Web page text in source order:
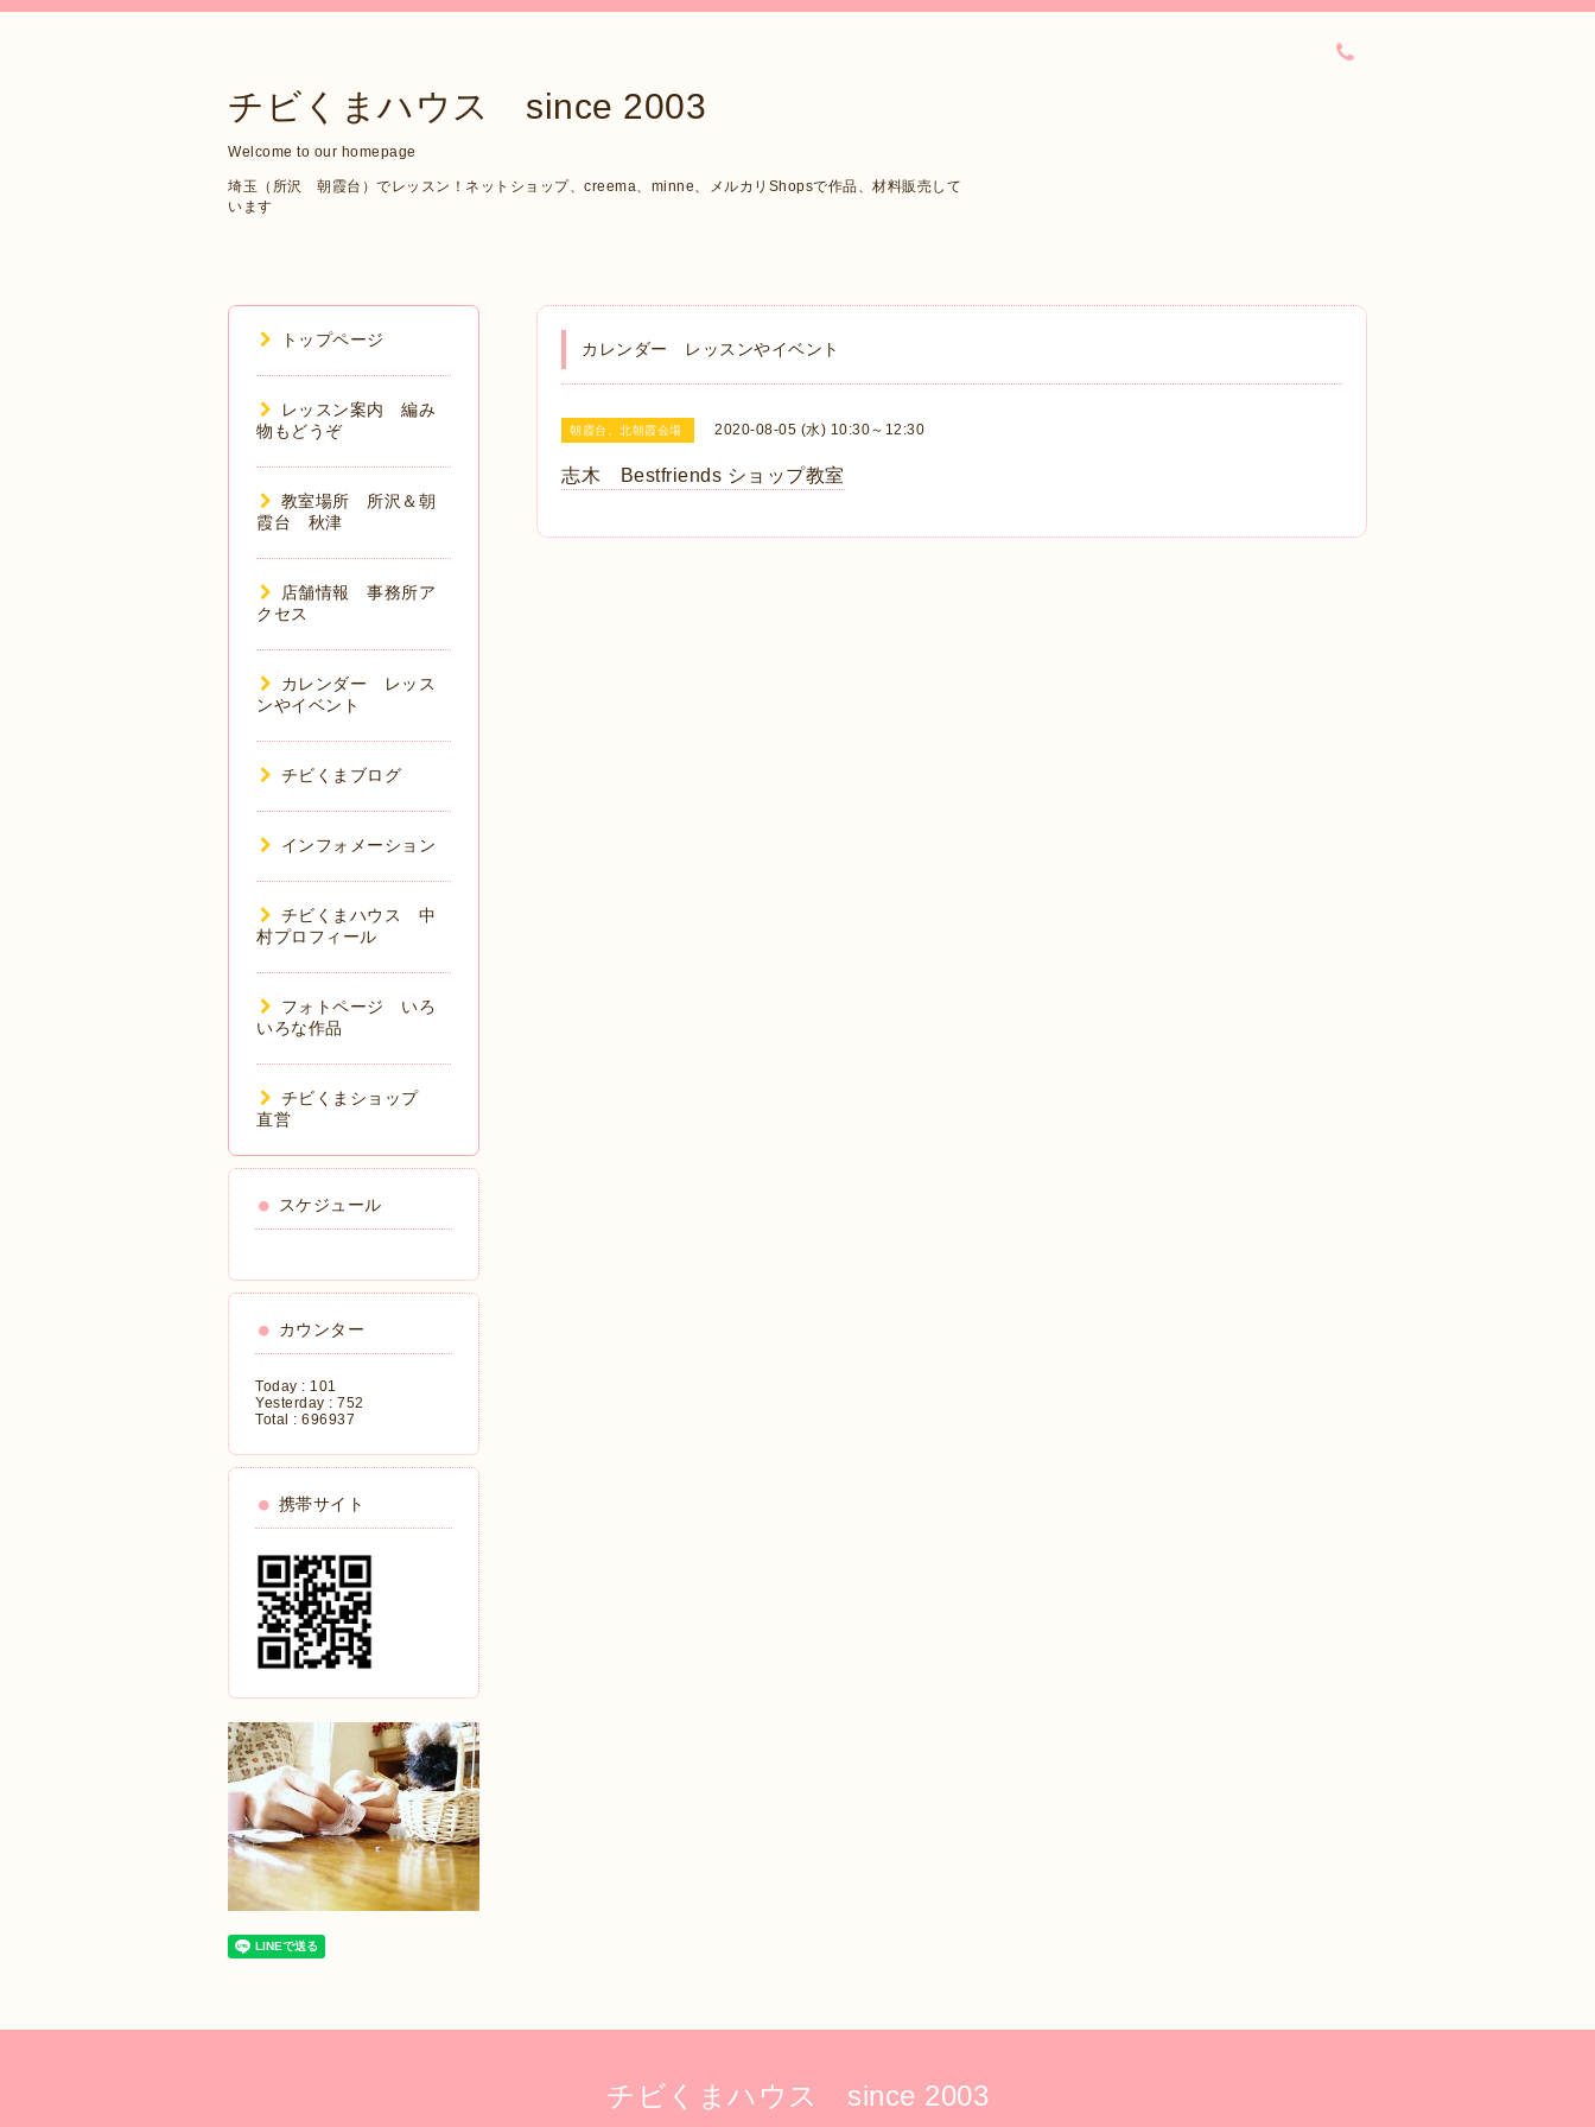
チビくまハウス since 2003
Welcome to our homepage
埼玉（所沢 朝霞台）でレッスン！ネットショップ、creema、minne、メルカリShopsで作品、材料販売して
います
カレンダー レッスンやイベント
朝霞台、北朝霞会場 2020-08-05 (水) 10:30～12:30
志木 Bestfriends ショップ教室
トップページ
レッスン案内 編み
物もどうぞ
教室場所 所沢＆朝
霞台 秋津
店舗情報 事務所ア
クセス
カレンダー レッス
ンやイベント
チビくまブログ
インフォメーション
チビくまハウス 中
村プロフィール
フォトページ いろ
いろな作品
チビくまショップ
直営
スケジュール
カウンター
Today : 101
Yesterday : 752
Total : 696937
携帯サイト
チビくまハウス since 2003